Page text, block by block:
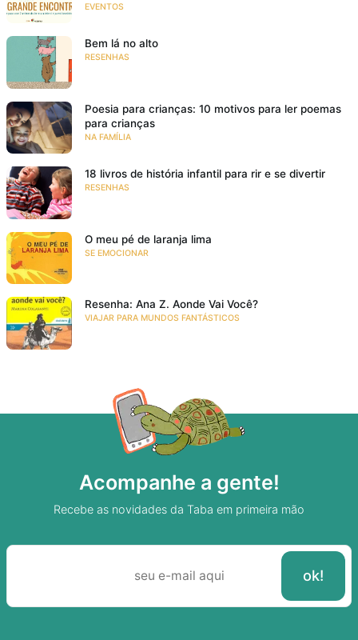
EVENTOS
Bem lá no alto
RESENHAS
Poesia para crianças: 10 motivos para ler poemas
para crianças
NA FAMÍLIA
18 livros de história infantil para rir e se divertir
RESENHAS
O meu pé de laranja lima
SE EMOCIONAR
Resenha: Ana Z. Aonde Vai Você?
VIAJAR PARA MUNDOS FANTÁSTICOS
Acompanhe a gente!
Recebe as novidades da Taba em primeira mão